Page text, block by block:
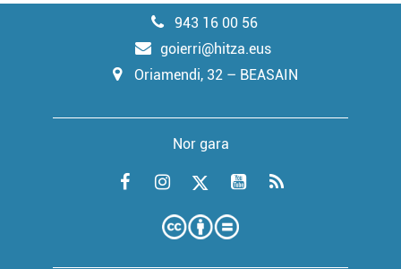
943 16 00 56
goierri@hitza.eus
Oriamendi, 32 – BEASAIN
Nor gara